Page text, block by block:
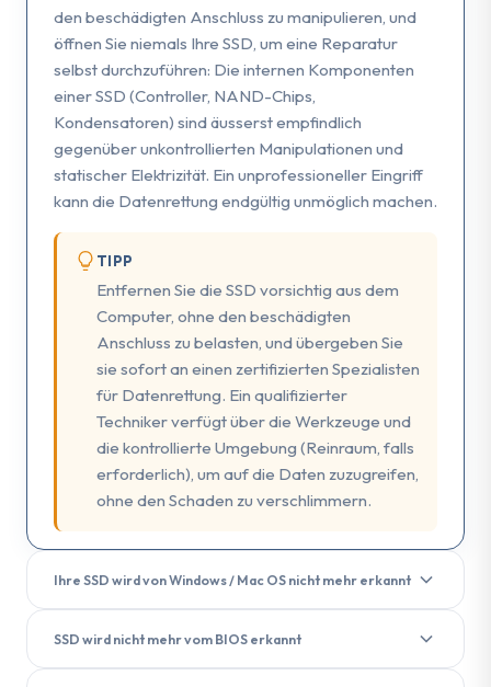
den beschädigten Anschluss zu manipulieren, und
öffnen Sie niemals Ihre SSD, um eine Reparatur
selbst durchzuführen: Die internen Komponenten
einer SSD (Controller, NAND-Chips,
Kondensatoren) sind äusserst empfindlich
gegenüber unkontrollierten Manipulationen und
statischer Elektrizität. Ein unprofessioneller Eingriff
kann die Datenrettung endgültig unmöglich machen.
TIPP
Entfernen Sie die SSD vorsichtig aus dem
Computer, ohne den beschädigten
Anschluss zu belasten, und übergeben Sie
sie sofort an einen zertifizierten Spezialisten
für Datenrettung. Ein qualifizierter
Techniker verfügt über die Werkzeuge und
die kontrollierte Umgebung (Reinraum, falls
erforderlich), um auf die Daten zuzugreifen,
ohne den Schaden zu verschlimmern.
Ihre SSD wird von Windows / Mac OS nicht mehr erkannt
wird, kann zwei unterschiedliche Ursachen haben:
SSD wird nicht mehr vom BIOS erkannt